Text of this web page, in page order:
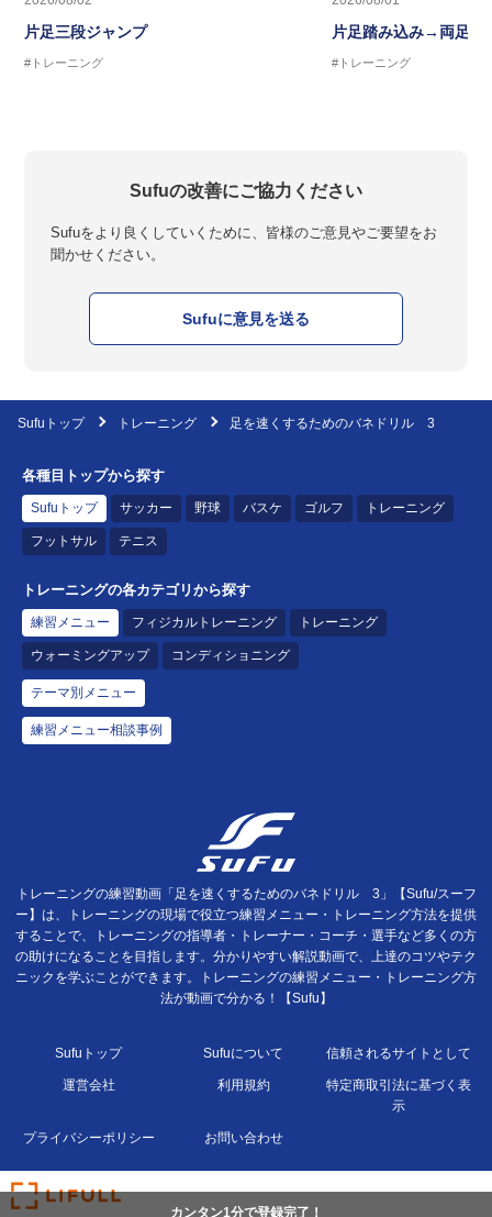
片足三段ジャンプ
#トレーニング
片足踏み込み→両足ジ
#トレーニング
Sufuの改善にご協力ください
Sufuをより良くしていくために、皆様のご意見やご要望をお
聞かせください。
Sufuに意見を送る
Sufuトップ トレーニング 足を速くするためのバネドリル 3
各種目トップから探す
Sufuトップ サッカー 野球 バスケ ゴルフ トレーニング
フットサル テニス
トレーニングの各カテゴリから探す
練習メニュー フィジカルトレーニング トレーニング
ウォーミングアップ コンディショニング
テーマ別メニュー
練習メニュー相談事例
カンタン1分で登録完了！
トレーニングの練習動画「足を速くするためのバネドリル 3」【Sufu/スーフ
ー】は、トレーニングの現場で役立つ練習メニュー・トレーニング方法を提供
することで、トレーニングの指導者・トレーナー・コーチ・選手など多くの方
の助けになることを目指します。分かりやすい解説動画で、上達のコツやテク
ニックを学ぶことができます。トレーニングの練習メニュー・トレーニング方
法が動画で分かる！【Sufu】
Sufuトップ Sufuについて 信頼されるサイトとして
運営会社 利用規約
特定商取引法に基づく表
示
プライバシーポリシー お問い合わせ